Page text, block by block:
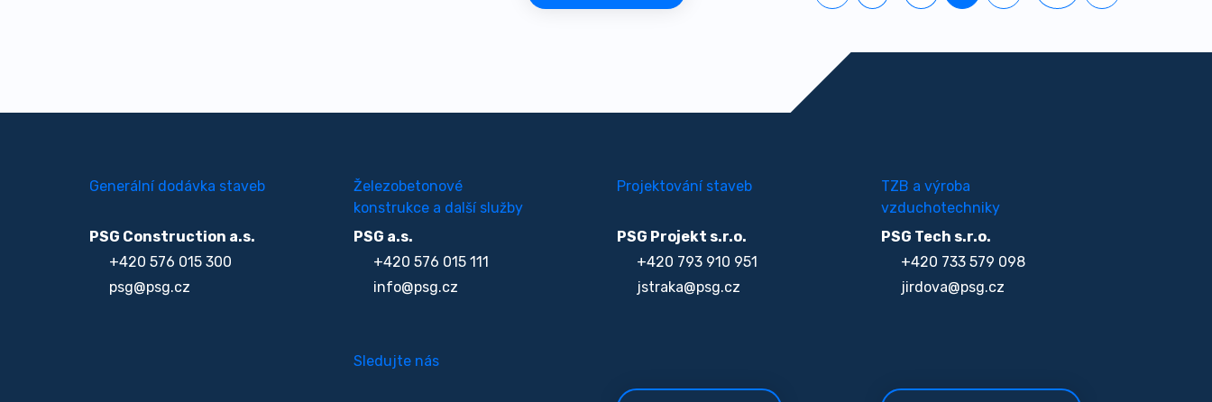
Generální dodávka staveb
PSG Construction a.s.
+420 576 015 300
psg@psg.cz
Železobetonové
konstrukce a další služby
PSG a.s.
+420 576 015 111
info@psg.cz
Projektování staveb
PSG Projekt s.r.o.
+420 793 910 951
jstraka@psg.cz
TZB a výroba
vzduchotechniky
PSG Tech s.r.o.
+420 733 579 098
jirdova@psg.cz
Sledujte nás